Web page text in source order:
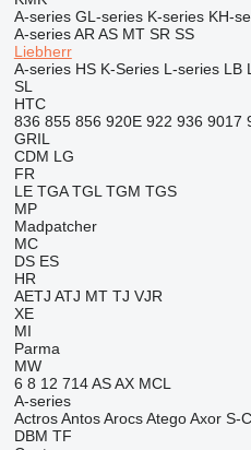
A-series GL-series K-series KH-
A-series AR AS MT SR SS
Liebherr
A-series HS K-Series L-series LB
SL
HTC
836 855 856 920E 922 936 9017
GRIL
CDM LG
FR
LE TGA TGL TGM TGS
MP
Madpatcher
MC
DS ES
HR
AETJ ATJ MT TJ VJR
XE
MI
Parma
MW
6 8 12 714 AS AX MCL
A-series
Actros Antos Arocs Atego Axor S-
DBM TF